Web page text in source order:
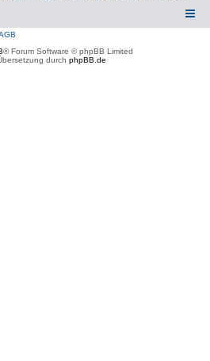
® Forum Software © phpBB Limited
durch phpBB.de